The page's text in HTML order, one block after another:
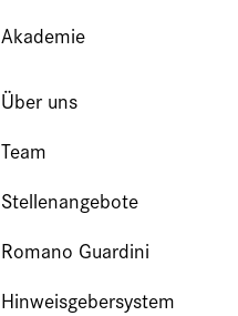
Akademie
Über uns
Team
Stellenangebote
Romano Guardini
Hinweisgebersystem